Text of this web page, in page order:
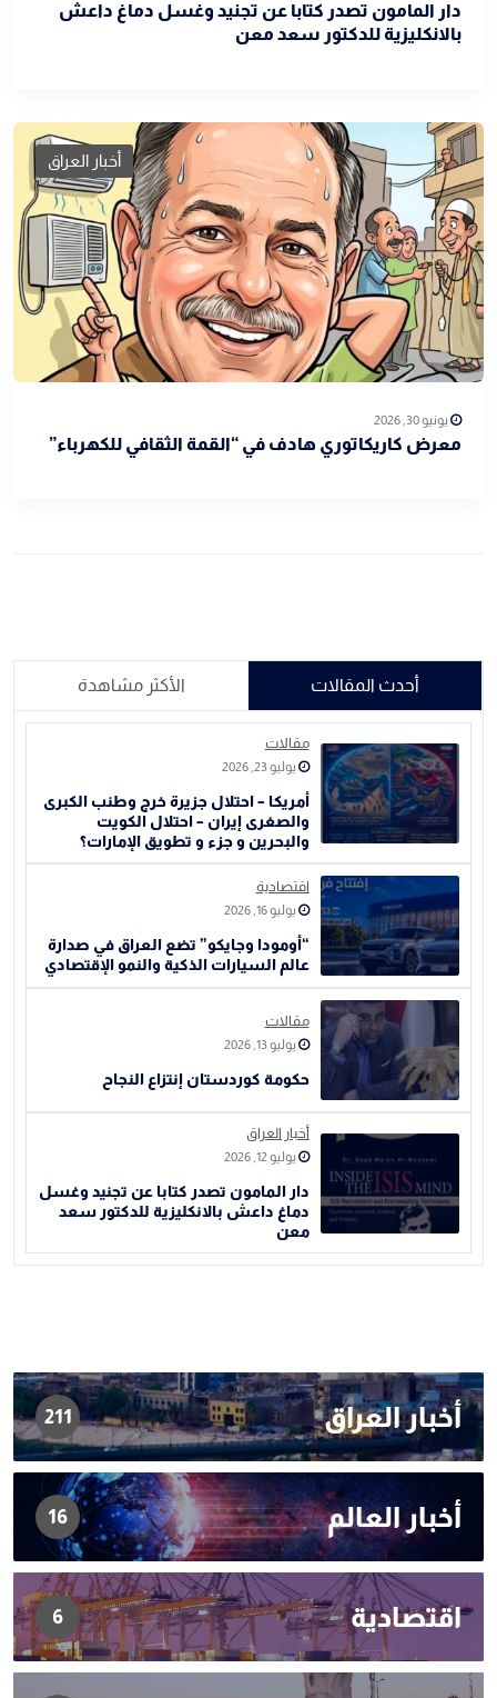
دار المامون تصدر كتابا عن تجنيد وغسل دماغ داعش
بالانكليزية للدكتور سعد معن
أخبار العراق
يونيو 30, 2026
معرض كاريكاتوري هادف في “القمة الثقافي للكهرباء”
أحدث المقالات الأكثر مشاهدة
مقالات
يوليو 23, 2026
أمريكا – احتلال جزيرة خرج وطنب الكبرى
والصغرى إيران – احتلال الكويت
والبحرين و جزء و تطويق الإمارات؟
اقتصادية
يوليو 16, 2026
“أومودا وجايكو” تضع العراق في صدارة
عالم السيارات الذكية والنمو الإقتصادي
مقالات
يوليو 13, 2026
حكومة كوردستان إنتزاع النجاح
أخبار العراق
يوليو 12, 2026
دار المامون تصدر كتابا عن تجنيد وغسل
دماغ داعش بالانكليزية للدكتور سعد
معن
أخبار العراق 211
أخبار العالم 16
اقتصادية 6